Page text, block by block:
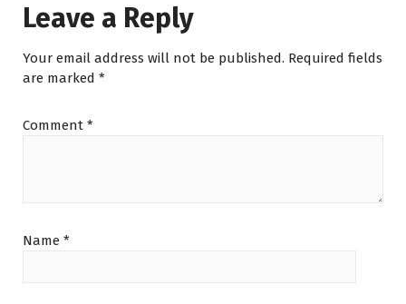
Leave a Reply
Your email address will not be published. Required fields
are marked *
Comment *
Name *